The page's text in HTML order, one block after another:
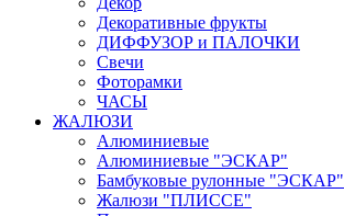
Декоративные фрукты
ДИФФУЗОР и ПАЛОЧКИ
Свечи
Фоторамки
ЧАСЫ
ЖАЛЮЗИ
Алюминиевые
Алюминиевые "ЭСКАР"
Бамбуковые рулонные "ЭСКАР"
Жалюзи "ПЛИССЕ"